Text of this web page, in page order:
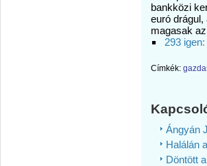
bankközi
euró
magasak
293
Címkék:
Ángyán
Halálán
Döntött